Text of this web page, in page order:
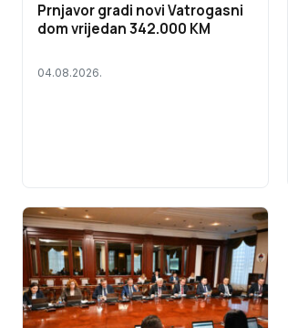
Prnjavor gradi novi Vatrogasni
dom vrijedan 342.000 KM
04.08.2026.